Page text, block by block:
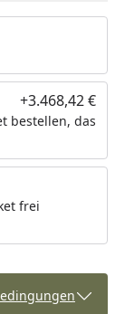
+3.468,42 €
bestellen, das
frei